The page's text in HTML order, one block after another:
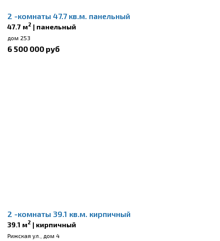
2 -комнаты 47.7 кв.м. панельный
47.7 м2 | панельный
дом 253
6 500 000 руб
2 -комнаты 39.1 кв.м. кирпичный
39.1 м2 | кирпичный
Рижская ул., дом 4